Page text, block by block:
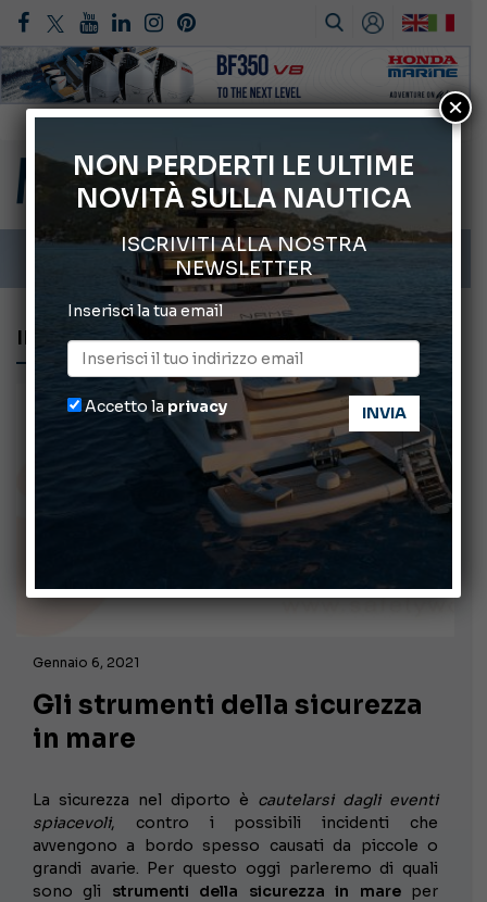
66° Salone Nautico Internazionale di Genova
ABOFA 2026: la fiera del mare ad Aqaba
Cannes Yachting Festival 2026: tutte le novità attese a settembre
Montecristo Yachting, l’orologio per il diportista
Gommoni Callegari acquisisce Geniuss
INFORMAZIONE NAUTICA
Gennaio 6, 2021
Gli strumenti della sicurezza
in mare
La sicurezza nel diporto è cautelarsi dagli eventi
spiacevoli, contro i possibili incidenti che
avvengono a bordo spesso causati da piccole o
grandi avarie. Per questo oggi parleremo di quali
sono gli strumenti della sicurezza in mareper
NON PERDERTI LE ULTIME
NOVITÀ SULLA NAUTICA
ISCRIVITI ALLA NOSTRA
NEWSLETTER
Inserisci la tua email
Accetto la privacy
×